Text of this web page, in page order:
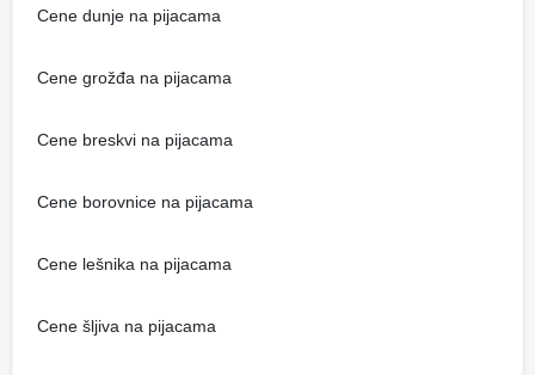
Cene dunje na pijacama
Cene grožđa na pijacama
Cene breskvi na pijacama
Cene borovnice na pijacama
Cene lešnika na pijacama
Cene šljiva na pijacama